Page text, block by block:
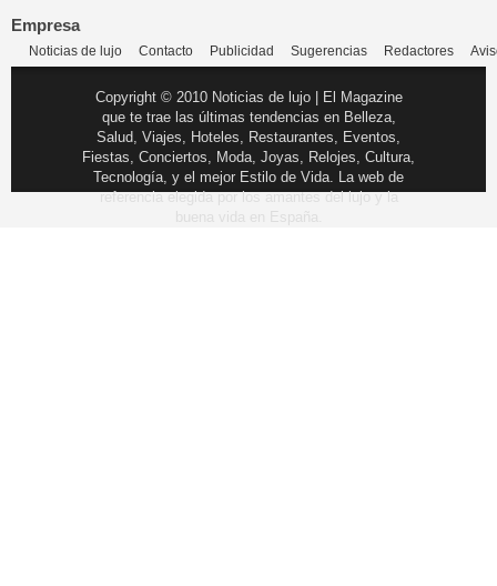
Empresa
Noticias de lujo Contacto Publicidad Sugerencias Redactores
Copyright © 2010 Noticias de lujo | El Magazine
que te trae las últimas tendencias en Belleza,
Salud, Viajes, Hoteles, Restaurantes, Eventos,
Fiestas, Conciertos, Moda, Joyas, Relojes, Cultura,
Tecnología, y el mejor Estilo de Vida. La web de
referencia elegida por los amantes del lujo y la